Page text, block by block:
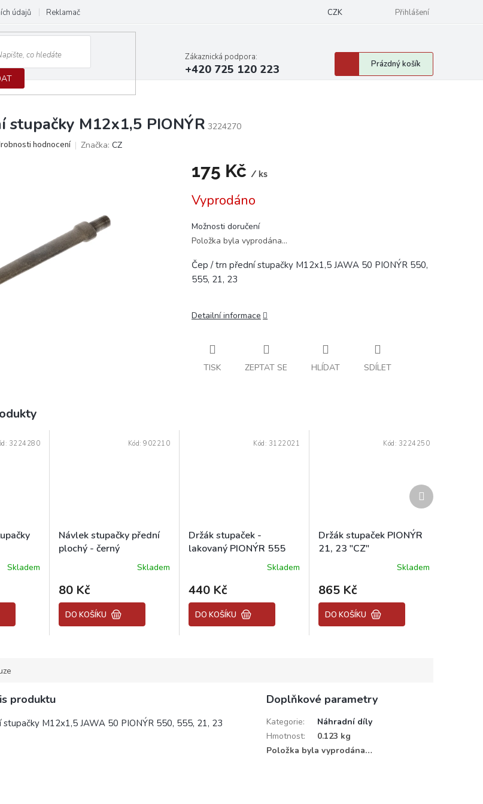
údajů Reklamační protokol CZK Přihlášení
Zákaznická podpora:
+420 725 120 223
Nákupní
košík
Prázdný košík
stupačky M12x1,5 PIONÝR 3224270
hodnocení Značka: CZ
175 Kč / ks
cena:
Vyprodáno
Možnosti doručení
Položka byla vyprodána…
Čep / trn přední stupačky M12x1,5 JAWA 50 PIONÝR 550,
555, 21, 23
Detailní informace
TISK ZEPTAT SE HLÍDAT SDÍLET
Skladem
3224280
Návlek stupačky přední
plochý - černý
Skladem
80 Kč
DO KOŠÍKU
Kód: 902210
Držák stupaček -
lakovaný PIONÝR 555
Skladem
440 Kč
DO KOŠÍKU
Kód: 3122021
Držák stupaček PIONÝR
21, 23 "CZ"
Skladem
865 Kč
DO KOŠÍKU
Kód: 3224250
Další
produkt
produktu
M12x1,5 JAWA 50 PIONÝR 550, 555, 21, 23
Doplňkové parametry
Kategorie:
Náhradní díly
Hmotnost:
0.123 kg
Položka byla vyprodána…